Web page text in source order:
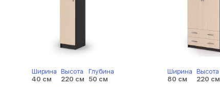
Ширина
40 см
Высота
220 см
Глубина
50 см
Ширина
80 см
Высота
220 см